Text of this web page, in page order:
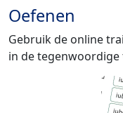
Oefenen
Gebruik de online
in de